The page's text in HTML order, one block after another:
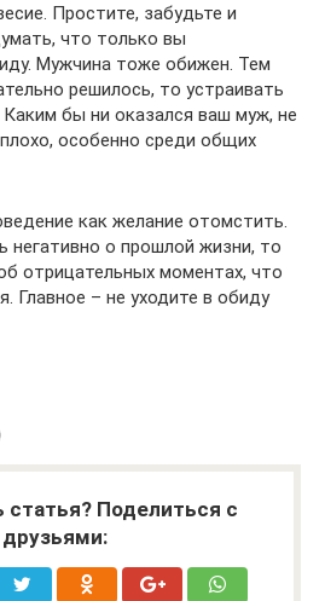
Простите, забудьте и
что только вы
Мужчина тоже обижен. Тем
решилось, то устраивать
бы ни оказался ваш муж, не
особенно среди общих
как желание отомстить.
негативно о прошлой жизни, то
отрицательных моментах, что
Главное – не уходите в обиду
статья? Поделиться с
друзьями: